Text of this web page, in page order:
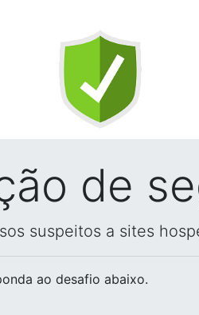
de
suspeitos a sites
ao desafio abaixo.